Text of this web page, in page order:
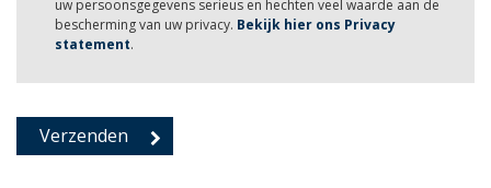
uw persoonsgegevens serieus en hechten veel waarde aan de
bescherming van uw privacy. Bekijk hier ons Privacy
statement.